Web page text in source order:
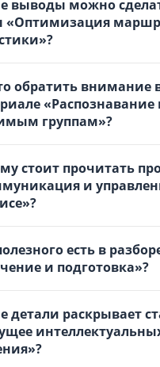
выводы можно
«Оптимизация
обратить внимание
группам»?
стоит прочитать
и
есть в
и подготовка»?
детали раскрывает